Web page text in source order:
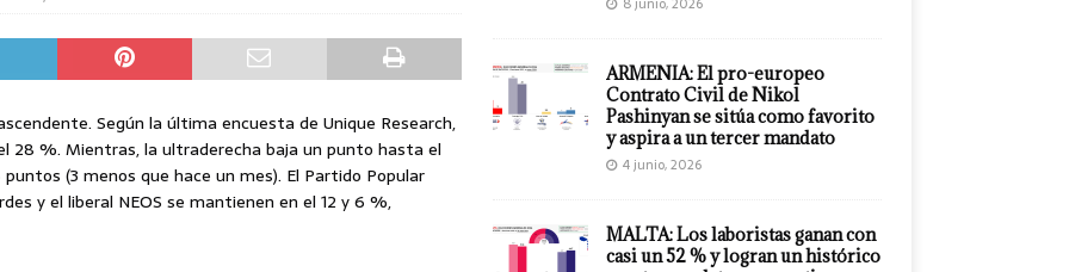
Según la última encuesta de Unique Research,
28 %. Mientras, la ultraderecha baja un punto hasta el
(3 menos que hace un mes). El Partido Popular
y el liberal NEOS se mantienen en el 12 y 6 %,
ARMENIA: El pro-europeo
Contrato Civil de Nikol
Pashinyan se sitúa como favorito
y aspira a un tercer mandato
4 junio, 2026
MALTA: Los laboristas ganan con
casi un 52 % y logran un histórico